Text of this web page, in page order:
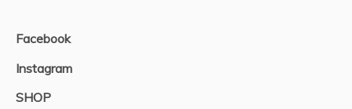
Facebook
Instagram
SHOP